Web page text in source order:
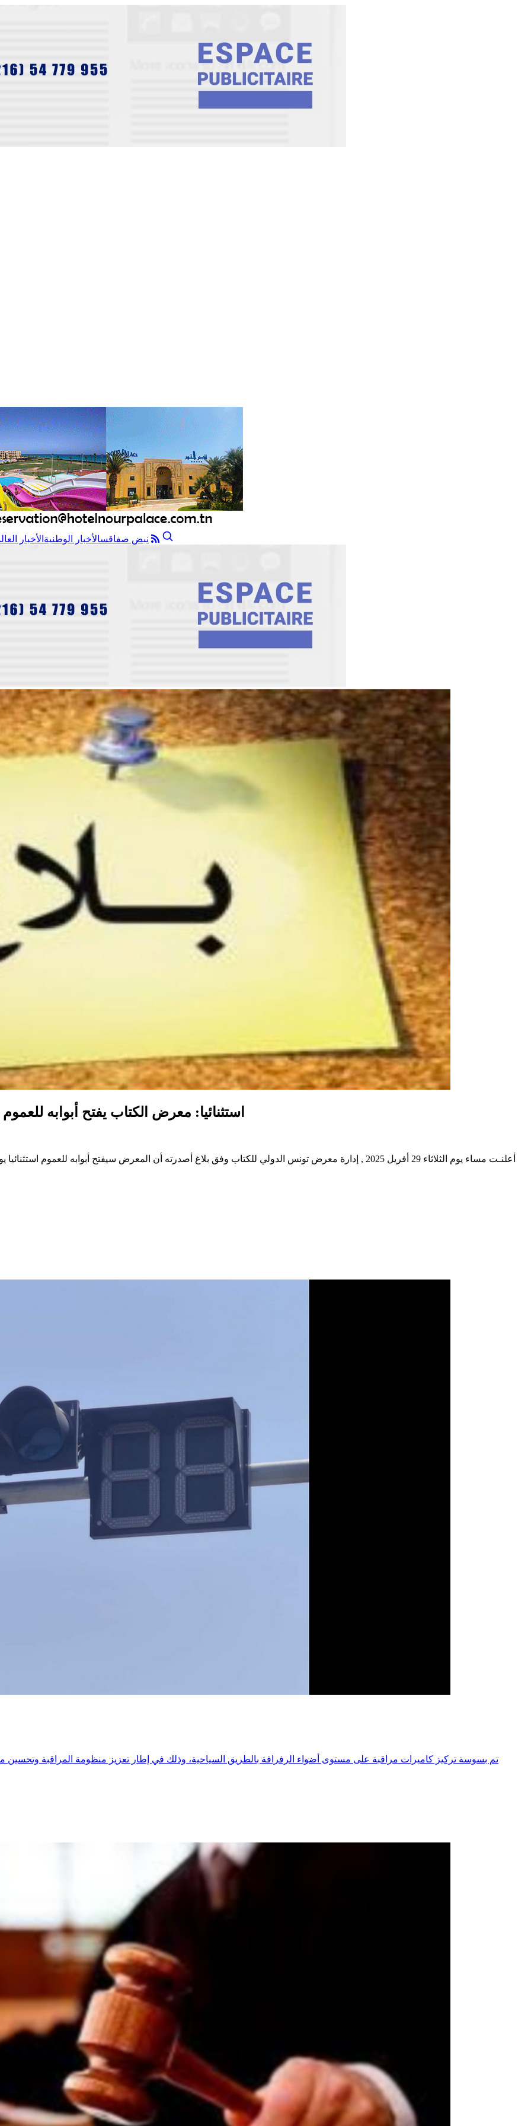
نبض صفاقسالأخبار الوطنية الأخبار
استثنائيا: معرض الكتاب يفتح أبوابه
تم بسوسة تركيز كاميرات مراقبة على مستوى أضواء الرفرافة بالطريق السياحية، وذلك في إطار تعزيز منظومة المراقبة وتحسين